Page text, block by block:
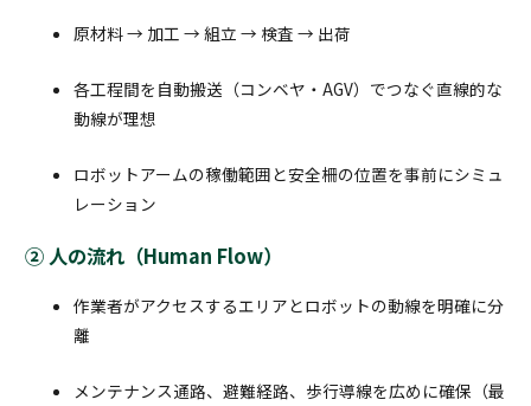
原材料 → 加工 → 組立 → 検査 → 出荷
各工程間を自動搬送（コンベヤ・AGV）でつなぐ直線的な
動線が理想
ロボットアームの稼働範囲と安全柵の位置を事前にシミュ
レーション
② 人の流れ（Human Flow）
作業者がアクセスするエリアとロボットの動線を明確に分
離
メンテナンス通路、避難経路、歩行導線を広めに確保（最